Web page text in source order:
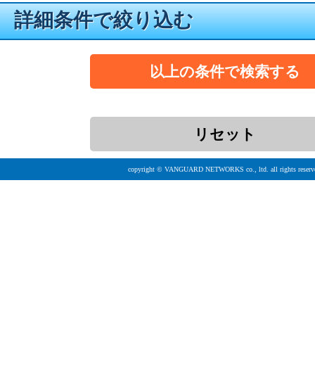
詳細条件で絞り込む
copyright © VANGUARD NETWORKS co., ltd. all rights